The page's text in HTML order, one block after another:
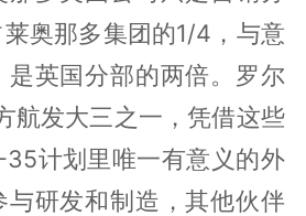
奥那多集团的1/4，与意
是英国分部的两倍。罗尔
航发大三之一，凭借这些
计划里唯一有意义的外
与研发和制造，其他伙伴